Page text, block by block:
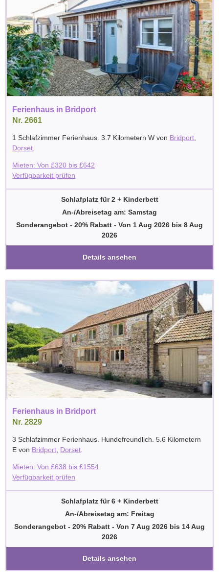
Ferienhaus in Bridport
Nr. 2661
1 Schlafzimmer Ferienhaus. 3.7 Kilometern W von Bridport,
Dorset.
Mieten: Von£320 bis£642
Verfügbarkeit prüfen
Schlafplatz für 2 + Kinderbett
An-/Abreisetag am: Samstag
Sonderangebot - 20% Rabatt - Von 1 Aug 2026 bis 8 Aug
2026
Details ansehen
Ferienhaus in Bridport
Nr. 2829
3 Schlafzimmer Ferienhaus. Hundefreundlich. 5.6 Kilometern
E von Bridport Dorset
Mieten: Von£638 bis£1554
Verfügbarkeit prüfen
Schlafplatz für 6 + Kinderbett
An-/Abreisetag am: Freitag
Sonderangebot - 20% Rabatt - Von 7 Aug 2026 bis 14 Aug
2026
Details ansehen